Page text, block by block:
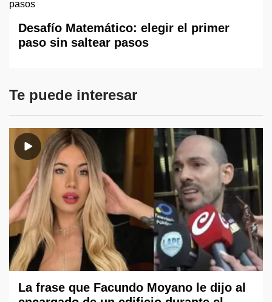
Desafío Matemático: elegir el primer
paso sin saltear pasos
Te puede interesar
La frase que Facundo Moyano le dijo al